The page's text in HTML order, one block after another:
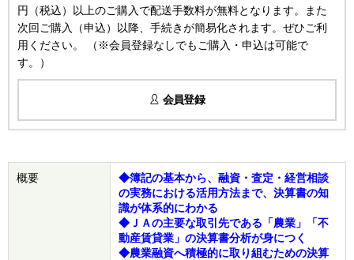
円（税込）以上のご購入で配送手数料が無料となります。また
次回ご購入（申込）以降、手続きが簡易化されます。ぜひご利
用ください。 （※会員登録なしでもご購入・申込は可能で
す。）
会員登録
概要
◆簿記の基本から、融資・査定・経営相談
の実務における活用方法まで、決算書の知
識が体系的にわかる
◆ＪＡの主要な取引先である「農業」「不
動産賃貸業」の決算書分析が身につく
◆農業融資へ積極的に取り組むための決算